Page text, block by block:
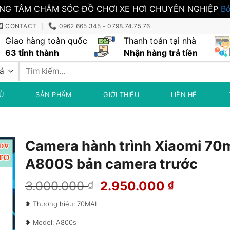
TÂM CHĂM SÓC ĐỒ CHƠI XE HƠI CHUYÊN NGHIỆP
CONTACT 0962.665.345 - 0798.74.75.76
Giao hàng toàn quốc
63 tỉnh thành
Thanh toán tại nhà
Nhận hàng trả tiền
Tìm
SẢN PHẨM GIỚI THIỆU LIÊN HỆ
Camera hành trình Xiaomi
A800S bản camera trước
3.000.000₫
Giá
2.950.000₫Giá
❥ Thương hiệu: 70MAI
❥ Model: A800s